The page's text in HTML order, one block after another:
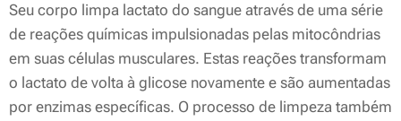
Seu corpo limpa lactato do sangue através de uma série
de reações químicas impulsionadas pelas mitocôndrias
em suas células musculares. Estas reações transformam
o lactato de volta à glicose novamente e são aumentadas
por enzimas específicas. O processo de limpeza também